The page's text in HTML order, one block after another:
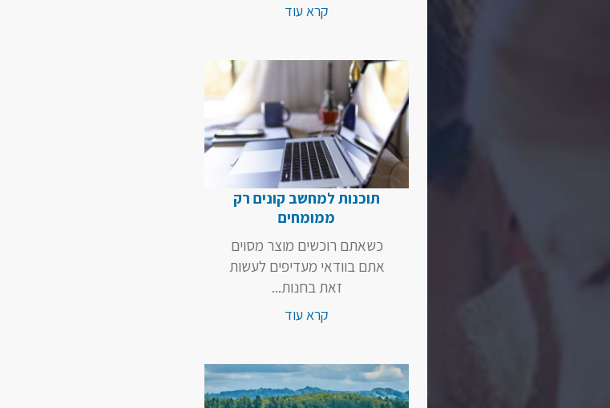
קרא עוד
תוכנות למחשב קונים רק
ממומחים
כשאתם רוכשים מוצר מסוים
אתם בוודאי מעדיפים לעשות
זאת בחנות...
קרא עוד